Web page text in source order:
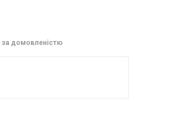
за домовленістю